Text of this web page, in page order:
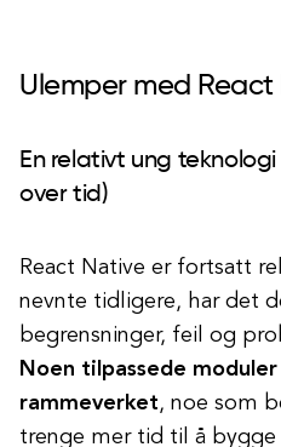
Ulemper med React
En relativt ung
over tid)
React Native er fortsatt
nevnte tidligere, har det
begrensninger, feil og
Noen tilpassede
rammeverket, noe som
trenge mer tid til å bygge